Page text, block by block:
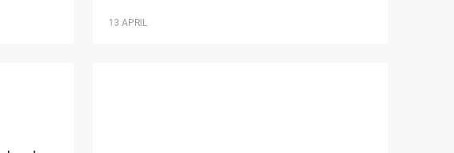
13 APRIL